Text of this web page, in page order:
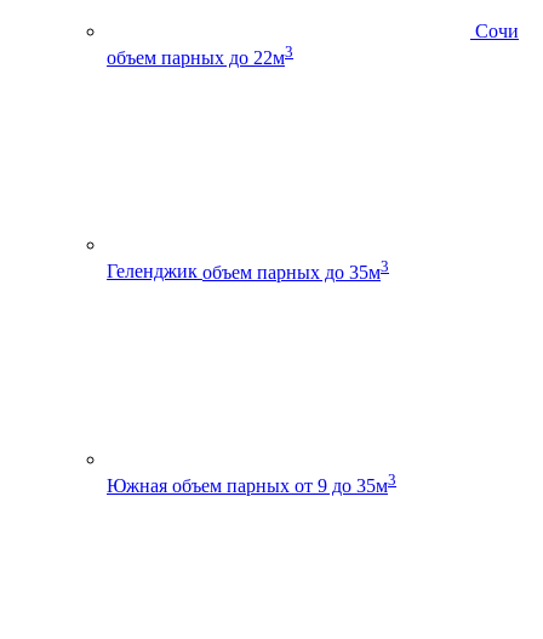
Сочи
объем парных до 22м3
Геленджик объем парных до 35м3
Южная объем парных от 9 до 35м3